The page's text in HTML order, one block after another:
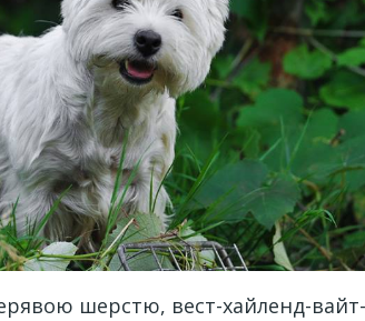
шерстю, вест-хайленд-